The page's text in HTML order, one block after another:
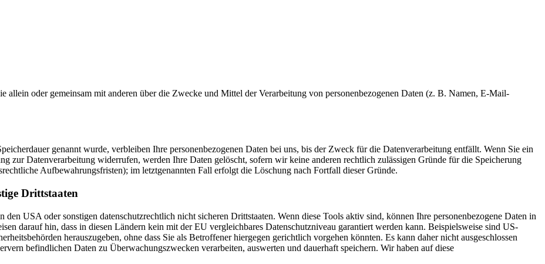
allein oder gemeinsam mit anderen über die Zwecke und Mittel der Verarbeitung von personenbezogenen Daten (z. B. Namen, E-Mail-
genannt wurde, verbleiben Ihre personenbezogenen Daten bei uns, bis der Zweck für die Datenverarbeitung entfällt. Wenn Sie ein
zur Datenverarbeitung widerrufen, werden Ihre Daten gelöscht, sofern wir keine anderen rechtlich zulässigen Gründe für die Speicherung
Aufbewahrungsfristen); im letztgenannten Fall erfolgt die Löschung nach Fortfall dieser Gründe.
Drittstaaten
USA oder sonstigen datenschutzrechtlich nicht sicheren Drittstaaten. Wenn diese Tools aktiv sind, können Ihre personenbezogene Daten in
darauf hin, dass in diesen Ländern kein mit der EU vergleichbares Datenschutzniveau garantiert werden kann. Beispielsweise sind US-
herauszugeben, ohne dass Sie als Betroffener hiergegen gerichtlich vorgehen könnten. Es kann daher nicht ausgeschlossen
befindlichen Daten zu Überwachungszwecken verarbeiten, auswerten und dauerhaft speichern. Wir haben auf diese